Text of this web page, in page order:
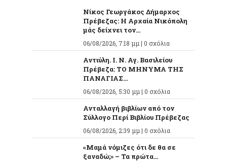
Νίκος Γεωργάκος Δήμαρχος
Πρέβεζας: Η Αρχαία Νικόπολη
μάς δείχνει τον...
06/08/2026, 7:18 μμ | 0 σχόλια
Αντιύλη. Ι. Ν. Αγ. Βασιλείου
Πρέβεζα: ΤΟ ΜΗΝΥΜΑ ΤΗΣ
ΠΑΝΑΓΙΑΣ...
06/08/2026, 5:30 μμ | 0 σχόλια
Ανταλλαγή βιβλίων από τον
Σύλλογο Περί Βιβλίου Πρέβεζας
06/08/2026, 2:39 μμ | 0 σχόλια
«Μαμά νόμιζες ότι δε θα σε
ξαναδώ;» – Τα πρώτα...